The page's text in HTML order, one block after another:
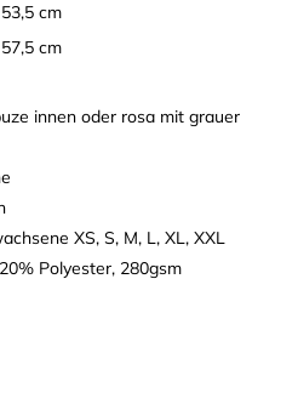
53,5 cm
57,5 cm
innen oder rosa mit grauer
XS, S, M, L, XL, XXL
Polyester, 280gsm